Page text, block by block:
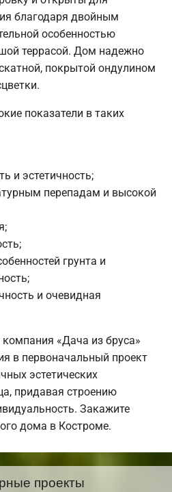
благодаря двойным
особенностью
террасой. Дом надежно
покрытой ондулином
показатели в таких
и эстетичность;
перепадам и высокой
грунта и
и очевидная
«Дача из бруса»
в первоначальный проект
эстетических
придавая строению
Закажите
дома в Костроме.
проекты